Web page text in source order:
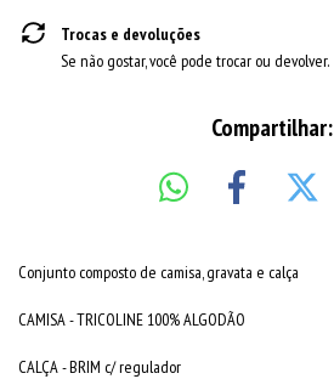
Trocas e devoluções
Se não gostar, você pode trocar ou devolver.
Compartilhar:
Conjunto composto de camisa, gravata e calça
CAMISA - TRICOLINE 100% ALGODÃO
CALÇA - BRIM c/ regulador